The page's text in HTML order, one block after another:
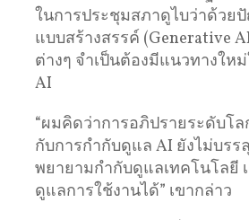
ในการประชุมสภาดูไบว่าด้วย
แบบสร้างสรรค์ (Generative
ต่างๆ จำเป็นต้องมีแนวทางให
AI
“ผมคิดว่าการอภิปรายระดับโ
กับการกำกับดูแล AI ยังไม่บร
พยายามกำกับดูแลเทคโนโลยี
ดูแลการใช้งานได้” เขากล่าว